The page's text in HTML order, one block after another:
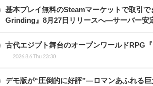
基本プレイ無料のSteamマーケットで取引
Grinding』8月27日リリースへ―サーバー安
古代エジプト舞台のオープンワールドRPG
2026.8.6 Thu 23:30
デモ版が“圧倒的に好評”―ロマンあふれる